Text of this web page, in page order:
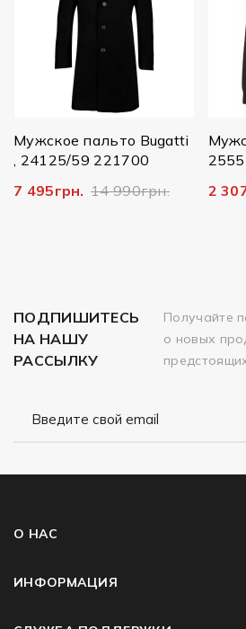
пальто Bugatti
59 221700
495грн. 14 990грн.
2
ПОДПИШИТЕСЬ
НА НАШУ
РАССЫЛКУ
Получайте
о новых
О НАС
ИНФОРМАЦИЯ